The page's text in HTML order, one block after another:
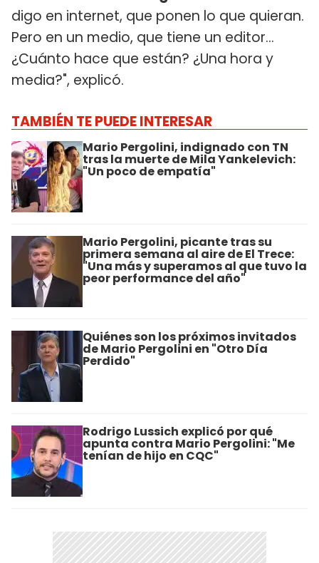
digo en internet, que ponen lo que quieran.
Pero en un medio, que tiene un editor...
¿Cuánto hace que están? ¿Una hora y
media?", explicó.
TAMBIÉN TE PUEDE INTERESAR
Mario Pergolini, indignado con TN
tras la muerte de Mila Yankelevich:
"Un poco de empatía"
Mario Pergolini, picante tras su
primera semana al aire de El Trece:
"Una más y superamos al que tuvo la
peor performance del año"
Quiénes son los próximos invitados
de Mario Pergolini en "Otro Día
Perdido"
Rodrigo Lussich explicó por qué
apunta contra Mario Pergolini: "Me
tenían de hijo en CQC"